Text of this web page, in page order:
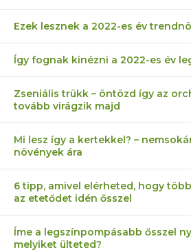
Ezek lesznek a 2022-es év
Így fognak kinézni a 2022-es év
Zseniális trükk – öntözd így az
tovább virágzik majd
Mi lesz így a kertekkel? –
növények ára
6 tipp, amivel elérheted, hogy
az etetődet idén ősszel
Íme a legszínpompásabb ősszel
melyiket ülteted?